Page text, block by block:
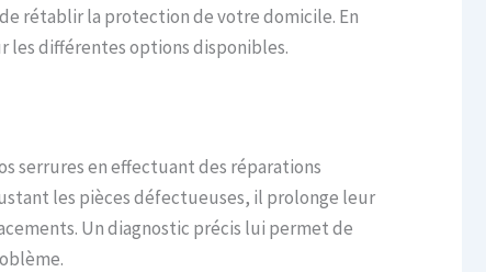
rétablir la protection de votre domicile. En
les différentes options disponibles.
serrures en effectuant des réparations
les pièces défectueuses, il prolonge leur
Un diagnostic précis lui permet de